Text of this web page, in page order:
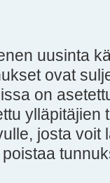
uusinta
ovat
on
ylläpitäjien
josta voit